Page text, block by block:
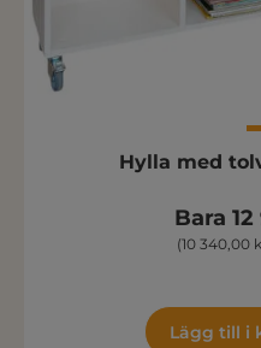
Hylla med
Bara
(10 340,00
Lägg till i